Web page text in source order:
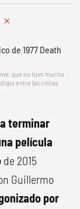
que no tuvo mucho
entre las cintas
terminar
película
de 2015
Guillermo
por